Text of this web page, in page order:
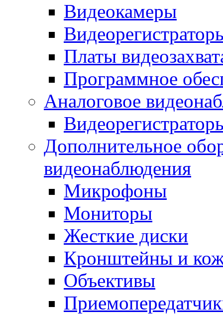
Видеокамеры
Платы
Программное
Аналоговое
Дополнительное
видеонаблюдения
Микрофоны
Мониторы
Жесткие диски
Кронштейны и
Объективы